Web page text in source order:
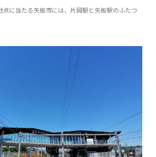
点に当たる矢板市には、片岡駅と矢板駅のふたつ